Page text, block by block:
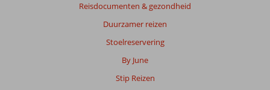
Reisdocumenten & gezondheid
Duurzamer reizen
Stoelreservering
By June
Stip Reizen